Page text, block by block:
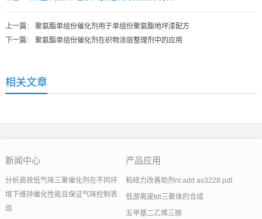
上一篇： 聚氨酯单组份催化剂用于单组份聚氨酯地坪漆配方
下一篇： 聚氨酯单组份催化剂在织物涂层整理剂中的应用
相关文章
新闻中心
分析高效低气味三聚催化剂在不同环
境下维持催化性能且保证气味控制表
现
产品应用
粘结力改善助剂nt add as3228.pdf
低游离度tdi三聚体的合成
五甲基二乙烯三胺